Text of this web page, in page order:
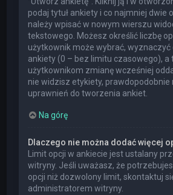
podaj tytuł ankiety i co najmniej dwie
należy wpisać w nowym wierszu
tekstowego. Możesz określić liczbę
użytkownik może wybrać,
ankiety (0 – bez limitu czasowego), a
użytkownikom zmianę wcześniej
nie widzisz etykiety, prawdopodobnie
uprawnień do tworzenia ankiet.
Na górę
Dlaczego nie można dodać więcej
Limit opcji w ankiecie jest ustalany
witryny. Jeśli uważasz, że
opcji niż dozwolony limit, skontaktuj
administratorem witryny.